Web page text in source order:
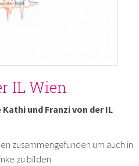
IL Wien
und Franzi von der IL
zusammengefunden um auch in
zu bilden